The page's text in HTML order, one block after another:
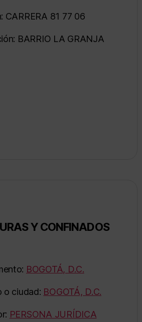
CARRERA 81 77 06
BARRIO LA GRANJA
Y CONFINADOS
BOGOTÁ, D.C.
o ciudad: BOGOTÁ, D.C.
PERSONA JURÍDICA